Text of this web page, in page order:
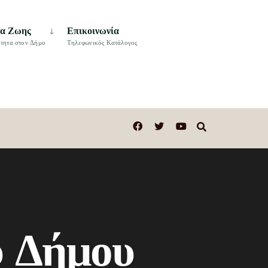
Ζωης
στον Δήμο
Επικοινωνία
Τηλεφωνικός Κατάλογος
Δήμου